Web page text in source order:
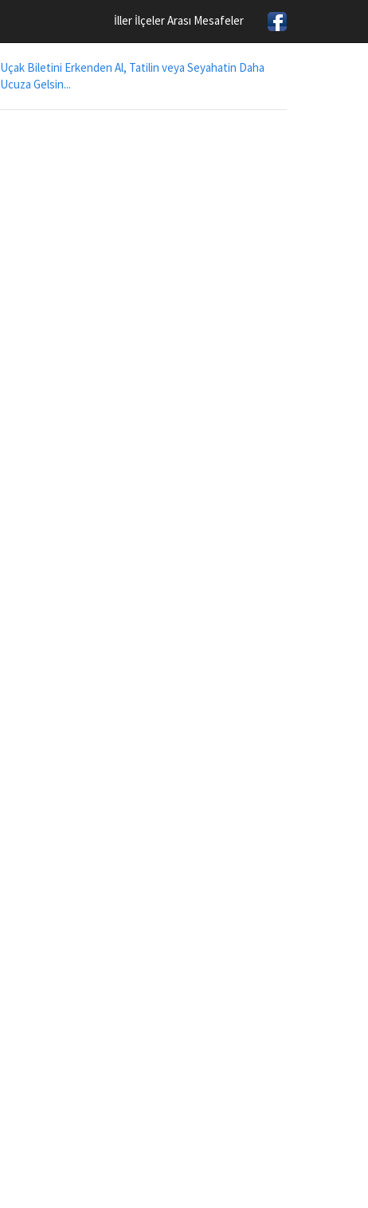
İller İlçeler Arası Mesafeler
Uçak Biletini Erkenden Al, Tatilin veya Seyahatin Daha
Ucuza Gelsin...